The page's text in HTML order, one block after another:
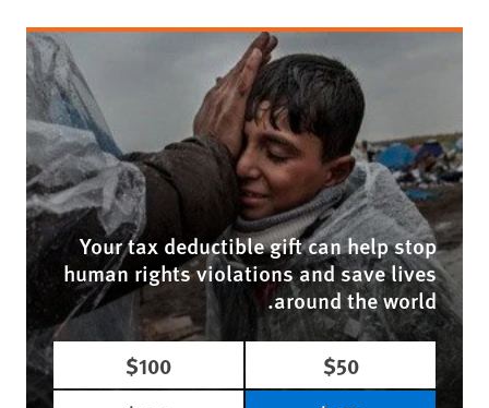
Your tax deductible gift can help stop
human rights violations and save lives
around the world.
$50
$100